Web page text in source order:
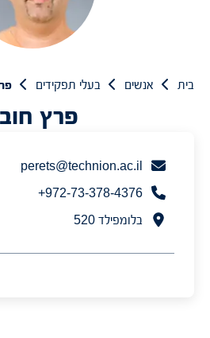
בית אנשים בעלי תפקידים
פרץ
perets@technion.ac.il
972-73-378-4376+
בלומפילד 520